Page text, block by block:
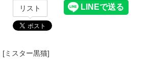
リスト
[ミスター黒猫]